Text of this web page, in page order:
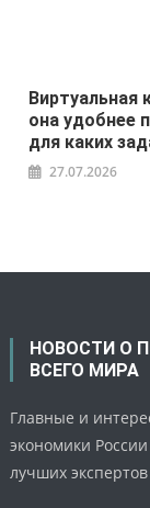
Виртуальная
она удобнее
для каких
27.07.2026
НОВОСТИ О
ВСЕГО МИРА
Главные и
экономики
лучших